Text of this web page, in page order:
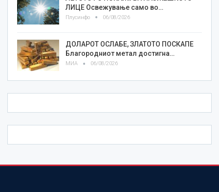
ЛИЦE Освежување само во…
Плусинфо 06/08/2026
ДОЛАРОТ ОСЛАБЕ, ЗЛАТОТО ПОСКАПЕ
Благородниот метал достигна…
МИА 06/08/2026